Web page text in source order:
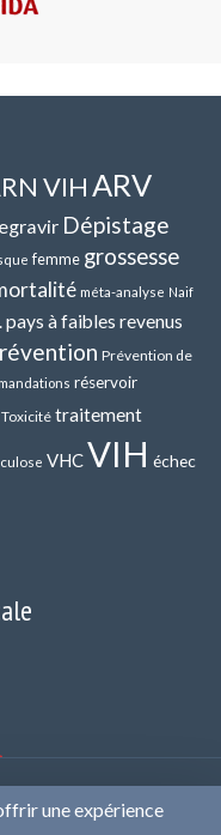
VIHARV
Dépistage
femme grossesse
méta-analyse Naif
pays à faibles revenus
Prévention de
réservoir
Toxicité traitement
VHCVIH échec
Mentions
une expérience